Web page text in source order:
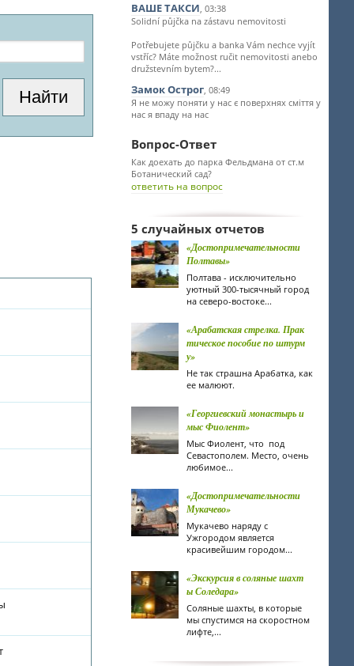
ВАШЕ ТАКСИ, 03:38
Solidní půjčka na zástavu nemovitosti
Potřebujete půjčku a banka Vám nechce vyjít
vstříc? Máte možnost ručit nemovitosti anebo
družstevním bytem?...
Замок Острог, 08:49
Я не можу поняти у нас є поверхнях сміття у
нас я впаду на нас
Вопрос-Ответ
Как доехать до парка Фельдмана от ст.м
Ботанический сад?
ответить на вопрос
5 случайных отчетов
«Достопримечательности
Полтавы»
Полтава - исключительно
уютный 300-тысячный город
на северо-востоке...
«Арабатская стрелка. Прак
тическое пособие по штурм
у»
Не так страшна Арабатка, как
ее малюют.
«Георгиевский монастырь и
мыс Фиолент»
Мыс Фиолент, что под
Севастополем. Место, очень
любимое...
«Достопримечательности
Мукачево»
Мукачево наряду с
Ужгородом является
красивейшим городом...
«Экскурсия в соляные шахт
ы Соледара»
Соляные шахты, в которые
мы спустимся на скоростном
лифте,...